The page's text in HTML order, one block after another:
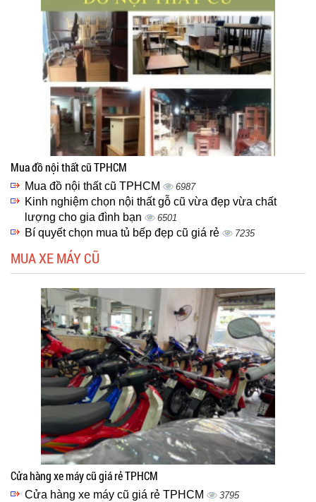
Mua đồ nội thất cũ TPHCM
Mua đồ nội thất cũ TPHCM 6987
Kinh nghiệm chọn nội thất gỗ cũ vừa đẹp vừa chất
lượng cho gia đình bạn
6501
Bí quyết chọn mua tủ bếp đẹp cũ giá rẻ 7235
MUA XE MÁY CŨ
Cửa hàng xe máy cũ giá rẻ TPHCM
Cửa hàng xe máy cũ giá rẻ TPHCM 3795